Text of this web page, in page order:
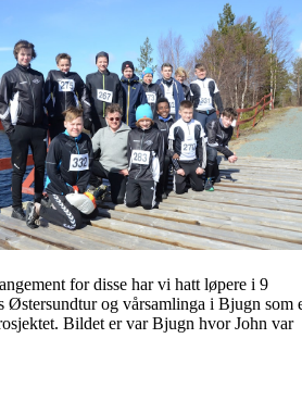
for disse har vi hatt løpere i 9
Østersundtur og vårsamlinga i Bjugn som
Bildet er var Bjugn hvor John var